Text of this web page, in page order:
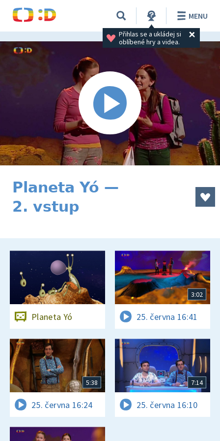
Přihlas se a ukládej si
oblíbené hry a videa.
MENU
Planeta Yó —
2. vstup
Planeta Yó
3:02
25. června 16:41
5:38
25. června 16:24
7:14
25. června 16:10